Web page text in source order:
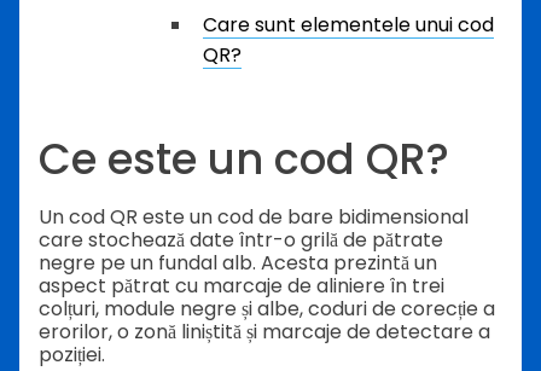
Care sunt elementele unui cod
QR?
Ce este un cod QR?
Un cod QR este un cod de bare bidimensional
care stochează date într-o grilă de pătrate
negre pe un fundal alb. Acesta prezintă un
aspect pătrat cu marcaje de aliniere în trei
colțuri, module negre și albe, coduri de corecție a
erorilor, o zonă liniștită și marcaje de detectare a
poziției.